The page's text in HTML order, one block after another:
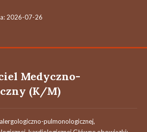
2026-07-26
Medyczno-
(K/M)
pulmonologicznej,